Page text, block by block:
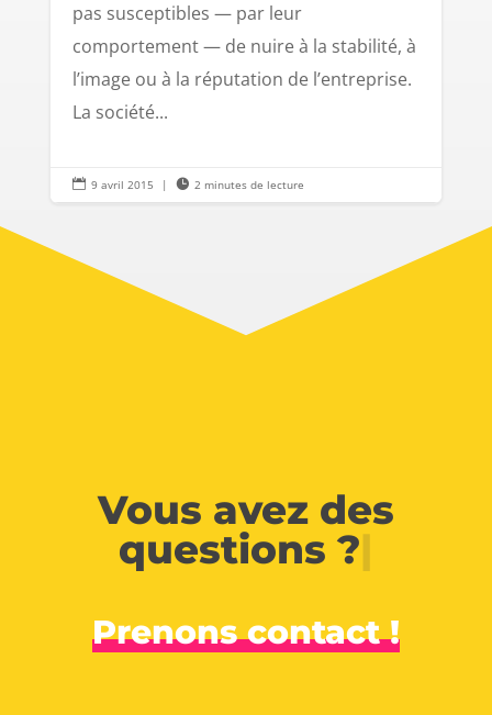
pas susceptibles — par leur
comportement — de nuire à la stabilité, à
l’image ou à la réputation de l’entreprise.
La société...
 9 avril 2015 |  2 minutes de lecture
Vous avez des
questions ?|
Prenons contact !